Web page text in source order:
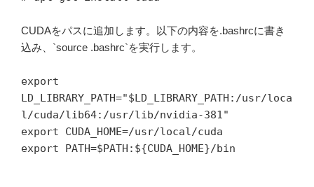
CUDAをパスに追加します。以下の内容を.bashrcに書き
込み、`source .bashrc`を実行します。
export
LD_LIBRARY_PATH="$LD_LIBRARY_PATH:/usr/loca
l/cuda/lib64:/usr/lib/nvidia-381"
export CUDA_HOME=/usr/local/cuda
export PATH=$PATH:${CUDA_HOME}/bin